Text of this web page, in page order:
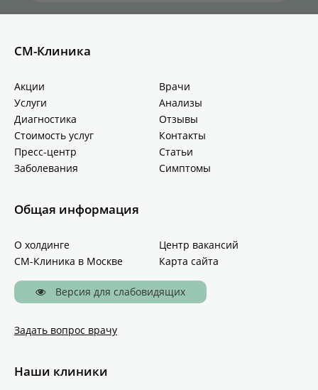
СМ-Клиника
Акции
Врачи
Услуги
Анализы
Диагностика
Отзывы
Стоимость услуг
Контакты
Пресс-центр
Статьи
Заболевания
Симптомы
Общая информация
О холдинге
Центр вакансий
СМ-Клиника в Москве
Карта сайта
Версия для слабовидящих
Задать вопрос врачу
Наши клиники